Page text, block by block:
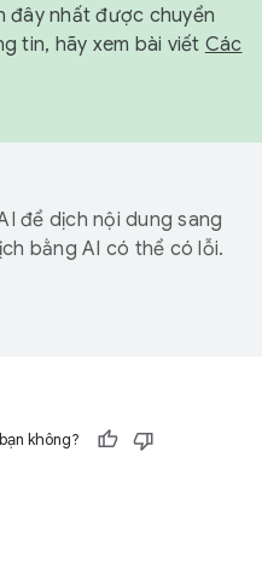
đây nhất được chuyển
tin, hãy xem bài viết Các
để dịch nội dung sang
bằng AI có thể có lỗi.
không?